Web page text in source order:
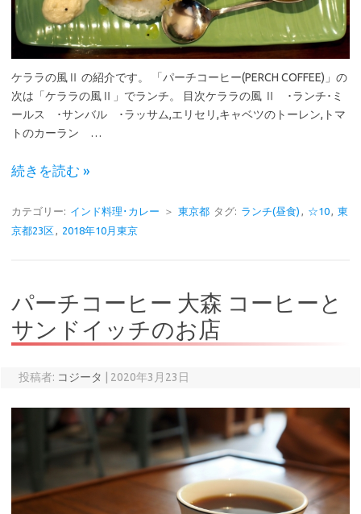
ケララの風Ⅱ の紹介です。 「パーチコーヒー(PERCH COFFEE)」の
次は「ケララの風Ⅱ」でランチ。 目次ケララの風 Ⅱ ･ランチ･ミ
ールス ･サンバル ･ラッサム,エリセリ,キャベツのトーレン,トマ
トのカーラン …
続きを読む »
カテゴリー: インド料理･カレー ＞ 東京都 タグ: ランチ(昼食) ☆10
東
京都23区
2018年10月東京
パーチコーヒー 大森 コーヒーと
サンドイッチのお店
投稿者: コジータ 2020年3月23日